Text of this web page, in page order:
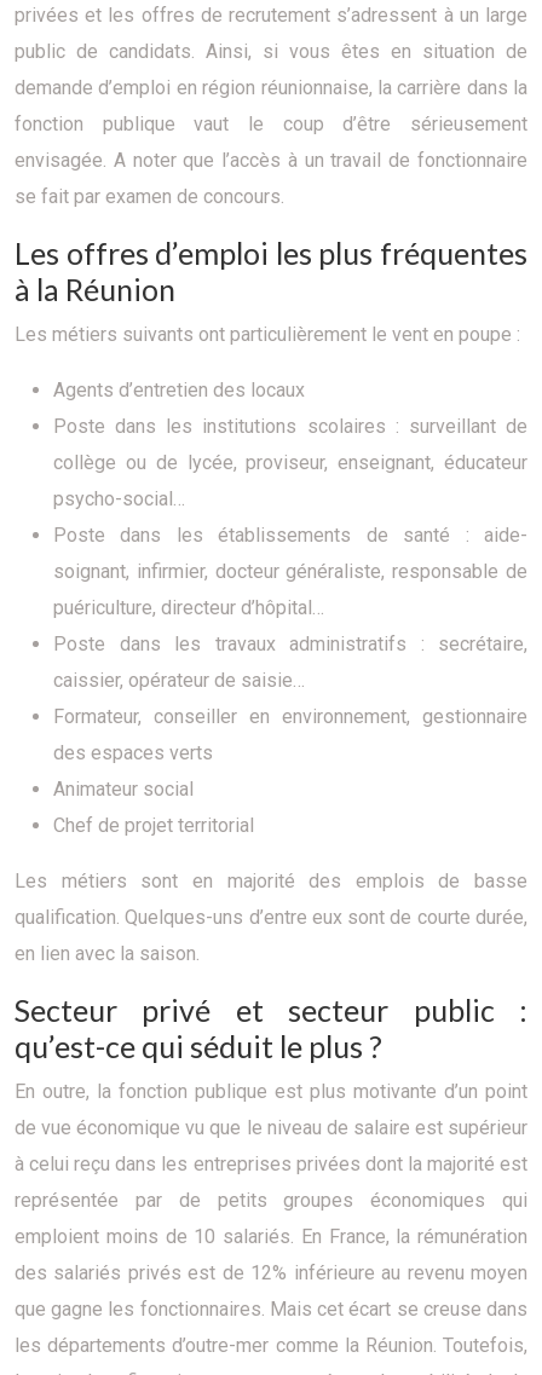
privées et les offres de recrutement s’adressent à un large
public de candidats. Ainsi, si vous êtes en situation de
demande d’emploi en région réunionnaise, la carrière dans la
fonction publique vaut le coup d’être sérieusement
envisagée. A noter que l’accès à un travail de fonctionnaire
se fait par examen de concours.
Les offres d’emploi les plus fréquentes
à la Réunion
Les métiers suivants ont particulièrement le vent en poupe :
Agents d’entretien des locaux
Poste dans les institutions scolaires : surveillant de
collège ou de lycée, proviseur, enseignant, éducateur
psycho-social…
Poste dans les établissements de santé : aide-
soignant, infirmier, docteur généraliste, responsable de
puériculture, directeur d’hôpital…
Poste dans les travaux administratifs : secrétaire,
caissier, opérateur de saisie…
Formateur, conseiller en environnement, gestionnaire
des espaces verts
Animateur social
Chef de projet territorial
Les métiers sont en majorité des emplois de basse
qualification. Quelques-uns d’entre eux sont de courte durée,
en lien avec la saison.
Secteur privé et secteur public :
qu’est-ce qui séduit le plus ?
En outre, la fonction publique est plus motivante d’un point
de vue économique vu que le niveau de salaire est supérieur
à celui reçu dans les entreprises privées dont la majorité est
représentée par de petits groupes économiques qui
emploient moins de 10 salariés. En France, la rémunération
des salariés privés est de 12% inférieure au revenu moyen
que gagne les fonctionnaires. Mais cet écart se creuse dans
les départements d’outre-mer comme la Réunion. Toutefois,